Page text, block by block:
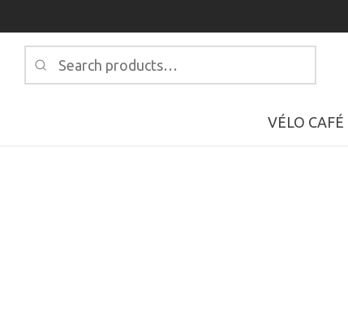
Search
for:
VÉLO CAFÉ